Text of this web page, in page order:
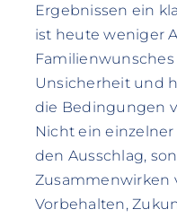
Ergebnissen ein
ist heute weniger
Unsicherheit und
die Bedingungen
Nicht ein
den Ausschlag,
Zusammenwirken
Vorbehalten,